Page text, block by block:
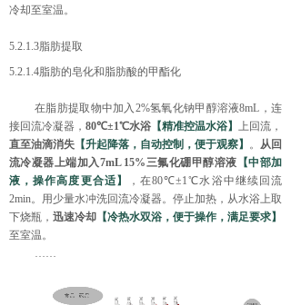
冷却至室温。
5.2.1.3脂肪提取
5.2.1.4脂肪的皂化和脂肪酸的甲酯化
在脂肪提取物中加入 2%氢氧化钠甲醇溶液8mL ，连
接回流冷凝器， 80℃±1℃水浴 【精准控温水浴】 上回流，
直至油滴消失 【升起降落，自动控制，便于观察】 。 从回
流冷凝器上端加入7mL 15%三氟化硼甲醇溶液 【中部加
液，操作高度更合适】
，在80℃±1℃水浴中继续回流
2min。用少量水冲洗回流冷凝器。停止加热，从水浴上取
下烧瓶， 迅速冷却 【冷热水双浴，便于操作，满足要求】
至室温。
……